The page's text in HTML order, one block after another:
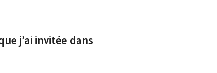
j’ai invitée dans